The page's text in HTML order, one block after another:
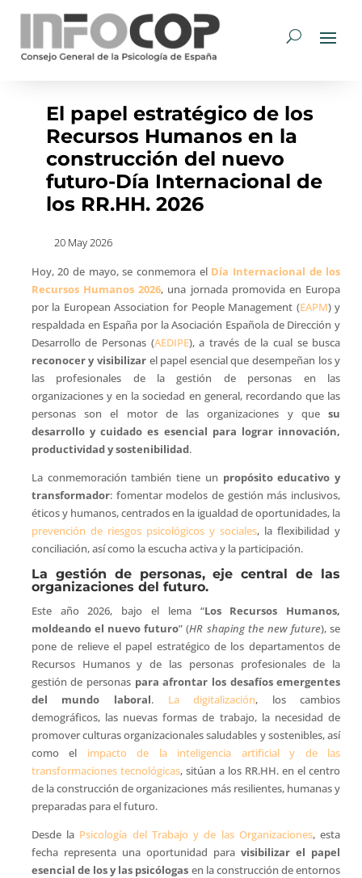
El papel estratégico de los
Recursos Humanos en la
construcción del nuevo
futuro-Día Internacional de
los RR.HH. 2026
20 May 2026
Hoy, 20 de mayo, se conmemora el Día Internacional de los
Recursos Humanos 2026, una jornada promovida en Europa
por la European Association for People Management (EAPM) y
respaldada en España por la Asociación Española de Dirección y
Desarrollo de Personas (AEDIPE), a través de la cual se busca
reconocer y visibilizar el papel esencial que desempeñan los y
las profesionales de la gestión de personas en las
organizaciones y en la sociedad en general, recordando que las
personas son el motor de las organizaciones y quesu
desarrollo y cuidado es esencial para lograr innovación,
productividad y sostenibilidad.
La conmemoración también tiene un propósito educativo y
transformador: fomentar modelos de gestión más inclusivos,
éticos y humanos, centrados en la igualdad de oportunidades, la
prevención de riesgos psicológicos y sociales, la flexibilidad y
conciliación, así como la escucha activa y la participación.
La gestión de personas, eje central de las
organizaciones del futuro.
Este año 2026, bajo el lema “Los Recursos Humanos,
moldeando el nuevo futuro” (HR shaping the new future), se
pone de relieve el papel estratégico de los departamentos de
Recursos Humanos y de las personas profesionales de la
gestión de personas para afrontar los desafíos emergentes
del mundo laboral. La digitalización, los cambios
demográficos, las nuevas formas de trabajo, la necesidad de
promover culturas organizacionales saludables y sostenibles, así
como el impacto de la inteligencia artificial y de las
transformaciones tecnológicas, sitúan a los RR.HH. en el centro
de la construcción de organizaciones más resilientes, humanas y
preparadas para el futuro.
Desde la Psicología del Trabajo y de las Organizaciones, esta
fecha representa una oportunidad paravisibilizar el papel
esencial de los y las psicólogas en la construcción de entornos